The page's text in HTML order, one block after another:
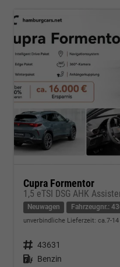
Cupra Formentor
1,5 eTSI DSG AHK
Neuwagen Fahrzeugnr.:
unverbindliche Lieferzeit: ca.7-
Fahrzeugnr. 43631
Kraftstoff Benzin